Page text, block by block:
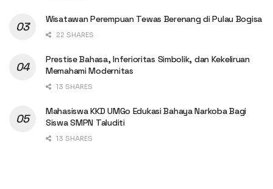
Wisatawan Perempuan Tewas Berenang di Pulau Bogisa
22 SHARES
Prestise Bahasa, Inferioritas Simbolik, dan Kekeliruan
Memahami Modernitas
13 SHARES
Mahasiswa KKD UMGo Edukasi Bahaya Narkoba Bagi
Siswa SMPN Taluditi
13 SHARES